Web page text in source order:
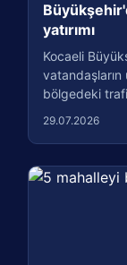
yatırımı
Kocaeli
vatandaşların
bölgedeki
29.07.2026